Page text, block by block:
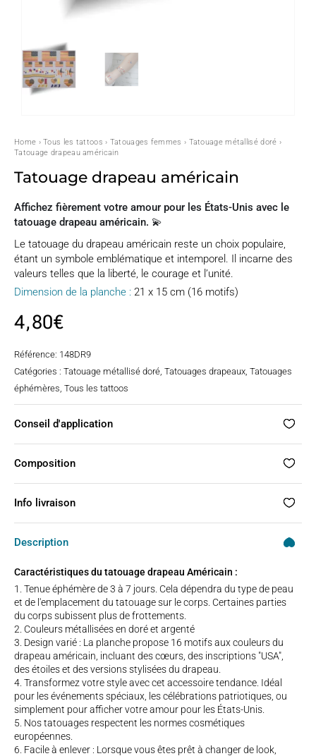
Home ›Tous les tattoos › Tatouages femmes › Tatouage métallisé doré ›
Tatouage drapeau américain
Tatouage drapeau américain
Affichez fièrement votre amour pour les États-Unis avec le
tatouage drapeau américain. 💫
Le tatouage du drapeau américain reste un choix populaire,
étant un symbole emblématique et intemporel. Il incarne des
valeurs telles que la liberté, le courage et l’unité.
Dimension de la planche : 21 x 15 cm (16 motifs)
4,80€
Référence: 148DR9
Catégories : Tatouage métallisé doré Tatouages drapeaux Tatouages
éphémères Tous les tattoos
Conseil d'application
Composition
Info livraison
Description
Caractéristiques du tatouage drapeau Américain :
Tenue éphémère de 3 à 7 jours. Cela dépendra du type de peau
et de l'emplacement du tatouage sur le corps. Certaines parties
du corps subissent plus de frottements.
Couleurs métallisées en doré et argenté
Design varié : La planche propose 16 motifs aux couleurs du
drapeau américain, incluant des cœurs, des inscriptions "USA",
des étoiles et des versions stylisées du drapeau.
Transformez votre style avec cet accessoire tendance. Idéal
pour les événements spéciaux, les célébrations patriotiques, ou
simplement pour afficher votre amour pour les États-Unis.
Nos tatouages respectent les normes cosmétiques
européennes.
Facile à enlever : Lorsque vous êtes prêt à changer de look,